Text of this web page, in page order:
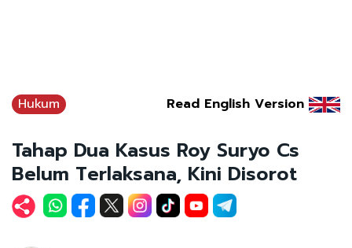
Hukum Read English Version
Tahap Dua Kasus Roy Suryo Cs
Belum Terlaksana, Kini Disorot